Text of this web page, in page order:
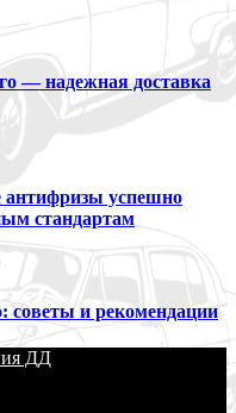
— надежная доставка
антифризы успешно
стандартам
советы и рекомендации
ДД